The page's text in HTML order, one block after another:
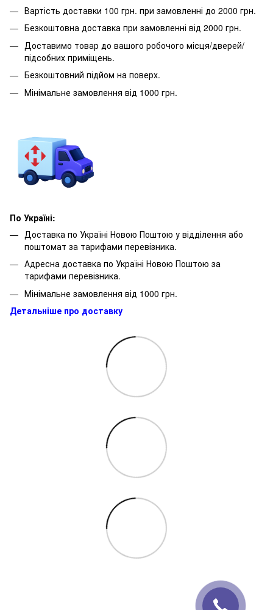
Вартість доставки 100 грн. при замовленні до 2000 грн.
Безкоштовна доставка при замовленні від 2000 грн.
Доставимо товар до вашого робочого місця/дверей/
підсобних приміщень.
Безкоштовний підйом на поверх.
Мінімальне замовлення від 1000 грн.
По Україні:
Доставка по Україні Новою Поштою у відділення або
поштомат за тарифами перевізника.
Адресна доставка по Україні Новою Поштою за
тарифами перевізника.
Мінімальне замовлення від 1000 грн.
Детальніше про доставку